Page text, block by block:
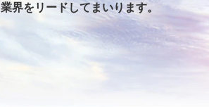
界をリードしてまいります。